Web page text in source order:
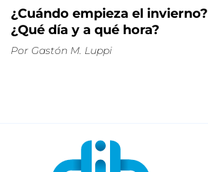
¿Cuándo empieza el invierno?
¿Qué día y a qué hora?
Por Gastón M. Luppi